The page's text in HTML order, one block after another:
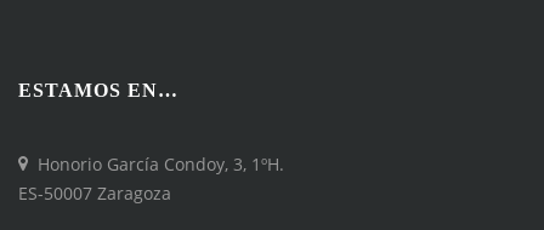
ESTAMOS EN…
Honorio García Condoy, 3, 1ºH.
ES-50007 Zaragoza